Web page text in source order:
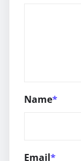
Name*
Email*